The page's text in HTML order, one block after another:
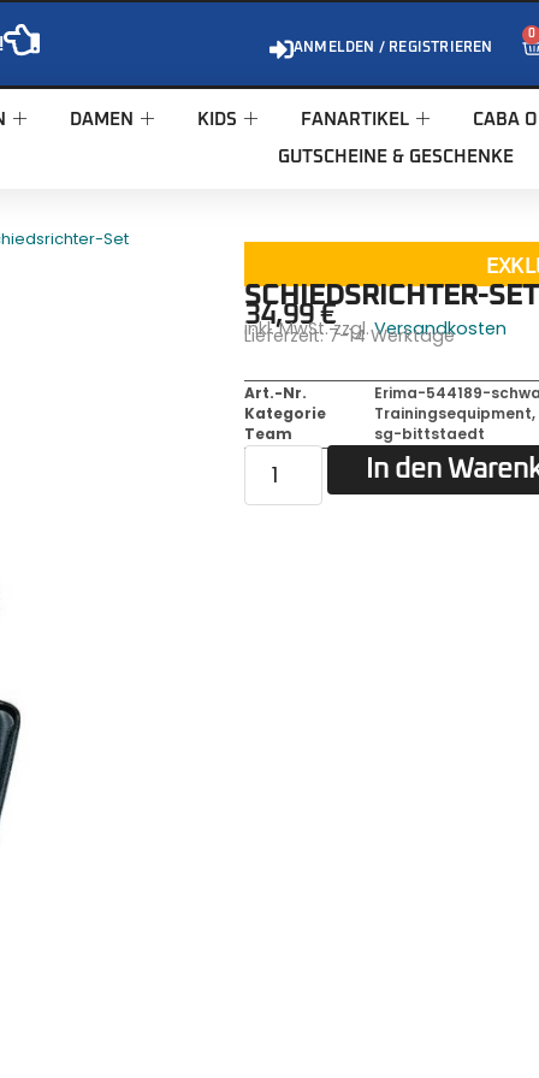
ANMELDEN / REGISTRIEREN
0
DAMEN KIDS FANARTIKEL CABA
GUTSCHEINE & GESCHENKE
Set
SCHIEDSRICHTER-SET
34,99€
inkl. MwSt. zzgl.Versandkosten
Lieferzeit:7-14 Werktage
Art.-Nr.
Erima-544189-
Kategorie
Trainingsequipment,
Team
sg-bittstaedt
In den